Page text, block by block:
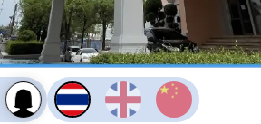
สลับเสียงอ่าน